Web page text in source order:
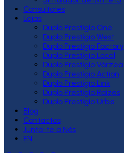
Consultores
Lojas
Duplo Prestígio One
Duplo Prestígio West
Duplo Prestígio Factory
Duplo Prestígio Local
Duplo Prestígio Várzea
Duplo Prestígio Action
Duplo Prestígio Link
Duplo Prestígio Raízes
Duplo Prestígio Urbis
Blog
Contactos
Junta-te a Nós
EN